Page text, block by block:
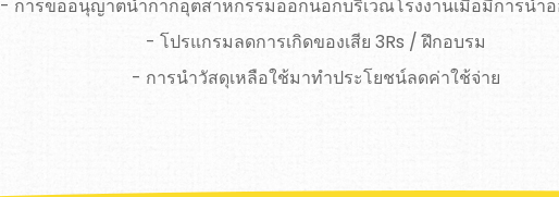
- การขออนุญาตนำกากอุตสาหกรรมออกนอกบริเวณโรงงานเมื่อมีการนำ
- โปรแกรมลดการเกิดของเสีย 3Rs / ฝึกอบรม
- การนำวัสดุเหลือใช้มาทำประโยชน์ลดค่าใช้จ่าย